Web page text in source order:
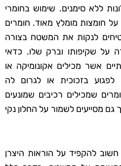
ללא סימנים. שימוש בחומרי
על חומצות מומלץ מאוד. חומרים
לנקות את המשטח בצורה
על שקיפותו וברק שלו. כדאי
אשר מכילים אקונומיקה או
לפגוע בזכוכית או לגרום לה
שמכילים רכיבים שמונעים
מסייעים לשמור על החלון נקי
חשוב להקפיד על הוראות היצרן